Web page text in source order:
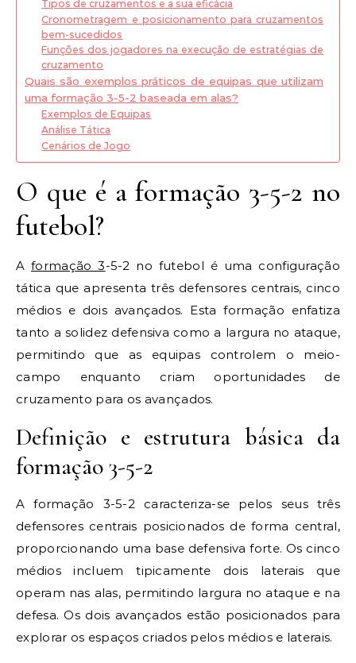
Tipos de cruzamentos e a sua eficácia
Cronometragem e posicionamento para cruzamentos
bem-sucedidos
Funções dos jogadores na execução de estratégias de
cruzamento
Quais são exemplos práticos de equipas que utilizam
uma formação 3-5-2 baseada em alas?
Exemplos de Equipas
Análise Tática
Cenários de Jogo
O que é a formação 3-5-2 no
futebol?
Aformação 3-5-2 no futebol é uma configuração
tática que apresenta três defensores centrais, cinco
médios e dois avançados. Esta formação enfatiza
tanto a solidez defensiva como a largura no ataque,
permitindo que as equipas controlem o meio-
campo enquanto criam oportunidades de
cruzamento para os avançados.
Definição e estrutura básica da
formação 3-5-2
A formação 3-5-2 caracteriza-se pelos seus três
defensores centrais posicionados de forma central,
proporcionando uma base defensiva forte. Os cinco
médios incluem tipicamente dois laterais que
operam nas alas, permitindo largura no ataque e na
defesa. Os dois avançados estão posicionados para
explorar os espaços criados pelos médios e laterais.